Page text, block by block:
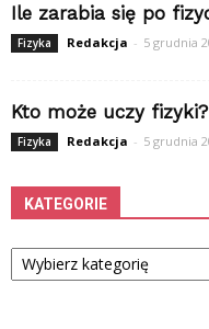
Ile zarabia się po
Fizyka Redakcja - 5 grudnia
Kto może uczy fizyki?
Fizyka Redakcja - 5 grudnia
KATEGORIE
Kategorie